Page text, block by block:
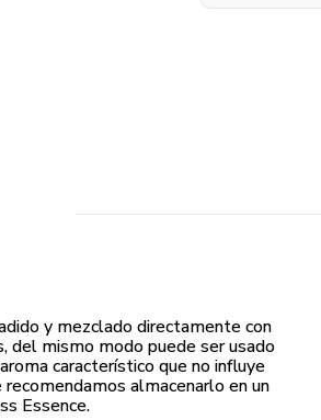
y mezclado directamente con
del mismo modo puede ser usado
característico que no influye
almacenarlo en un
Essence.